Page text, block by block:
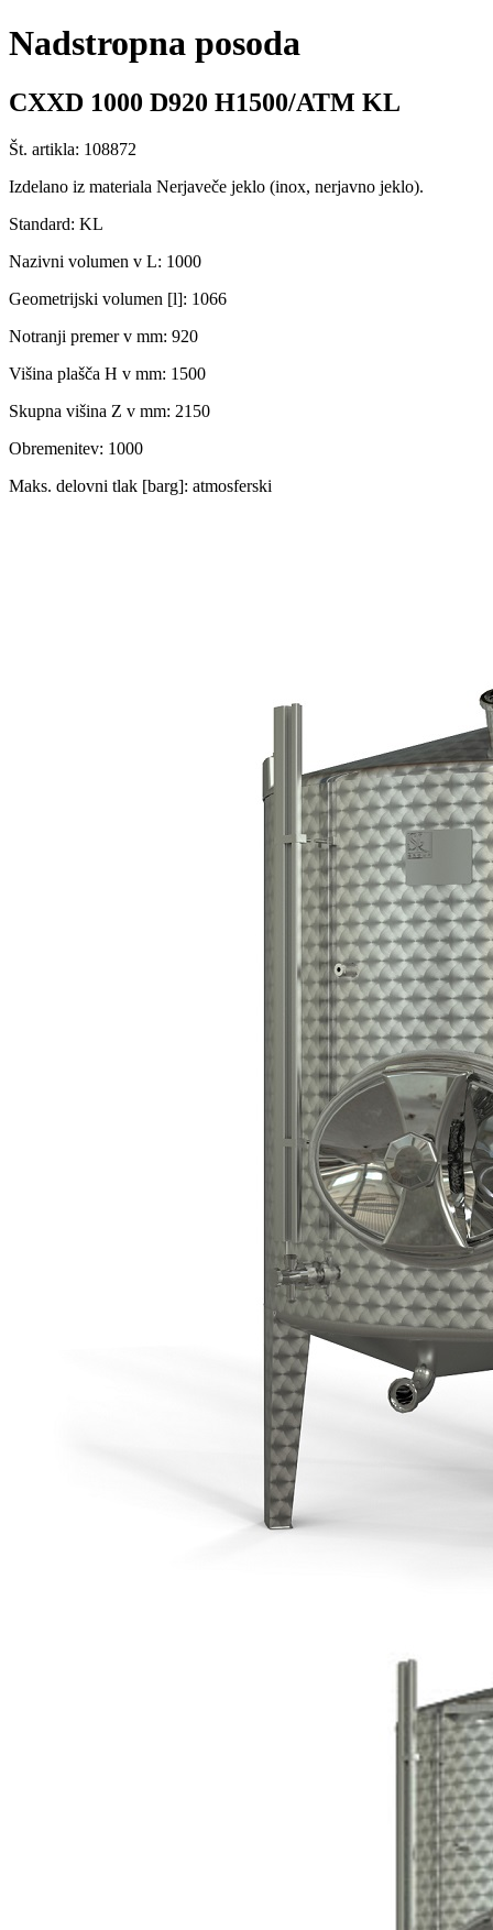
Nadstropna posoda
CXXD 1000 D920 H1500/ATM KL
Št. artikla: 108872
Izdelano iz materiala Nerjaveče jeklo (inox, nerjavno jeklo).
Standard: KL
Nazivni volumen v L: 1000
Geometrijski volumen [l]: 1066
Notranji premer v mm: 920
Višina plašča H v mm: 1500
Skupna višina Z v mm: 2150
Obremenitev: 1000
Maks. delovni tlak [barg]: atmosferski